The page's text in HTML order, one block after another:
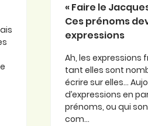
« Faire le
Ces prénoms
expressions
Ah, les expressions
tant elles sont
écrire sur elles…
d’expressions en
prénoms, ou qui
com...